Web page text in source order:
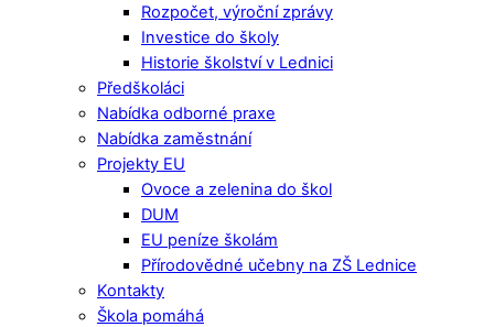
Rozpočet, výroční zprávy
Investice do školy
Historie školství v Lednici
Předškoláci
Nabídka odborné praxe
Nabídka zaměstnání
Projekty EU
Ovoce a zelenina do škol
DUM
EU peníze školám
Přírodovědné učebny na ZŠ Lednice
Kontakty
Škola pomáhá